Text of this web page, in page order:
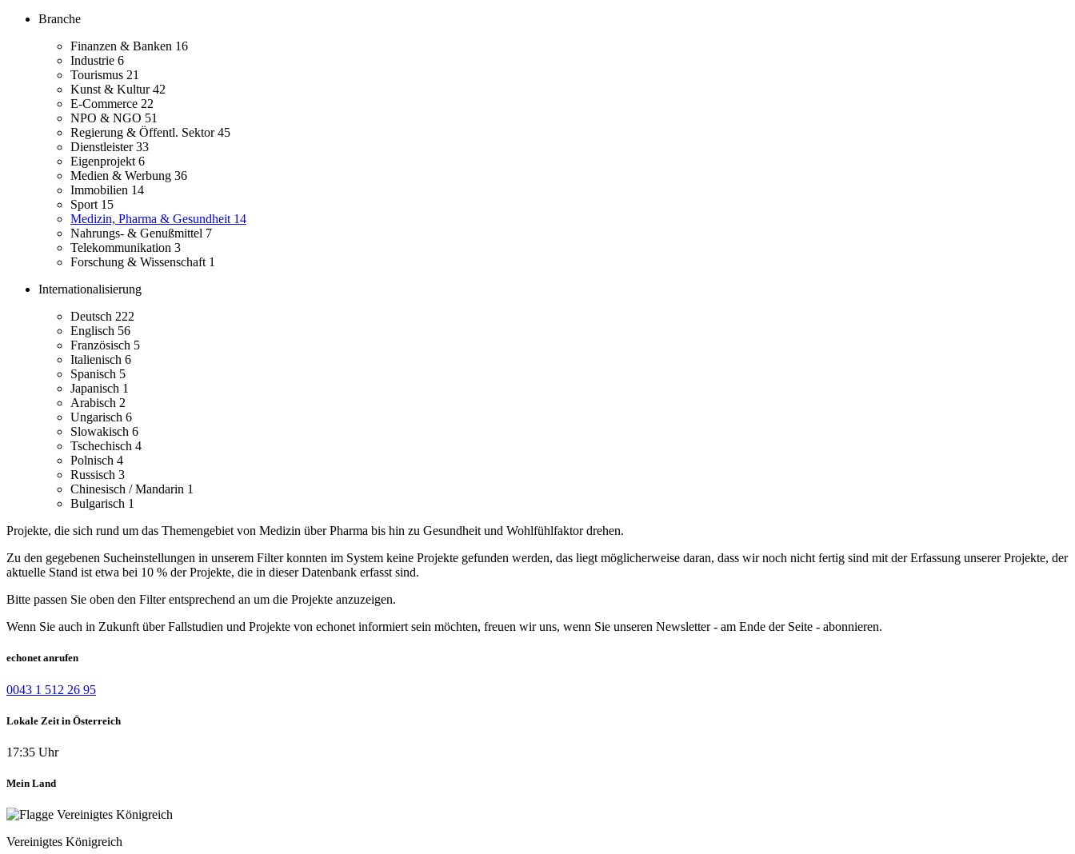
Branche
Finanzen & Banken 16
Industrie 6
Tourismus 21
Kunst & Kultur42
E-Commerce 22
NPO & NGO 51
Regierung & Öffentl. Sektor45
Dienstleister33
Eigenprojekt 6
Medien & Werbung 36
Immobilien 14
Sport 15
Medizin, Pharma & Gesundheit 14
Nahrungs- & Genußmittel 7
Telekommunikation 3
Forschung & Wissenschaft 1
Internationalisierung
Deutsch 222
Englisch 56
Französisch 5
Italienisch 6
Spanisch 5
Japanisch 1
Arabisch 2
Ungarisch 6
Slowakisch 6
Tschechisch 4
Polnisch 4
Russisch 3
Chinesisch / Mandarin 1
Bulgarisch 1
Projekte, die sich rund um das Themengebiet von Medizin über Pharma bis hin zu Gesundheit und Wohlfühlfaktor drehen.
Zu den gegebenen Sucheinstellungen in unserem Filter konnten im System keine Projekte gefunden werden, das liegt möglicherweise daran, dass wir noch nicht fertig sind mit der Erfassung unserer Projekte, der
aktuelle Stand ist etwa bei 10 % der Projekte, die in dieser Datenbank erfasst sind.
Bitte passen Sie oben den Filter entsprechend an um die Projekte anzuzeigen.
Wenn Sie auch in Zukunft über Fallstudien und Projekte von echonet informiert sein möchten, freuen wir uns, wenn Sie unseren Newsletter - am Ende der Seite - abonnieren.
echonet anrufen
0043 1 512 26 95
Lokale Zeit in Österreich
17:35 Uhr
Mein Land
Vereinigtes Königreich